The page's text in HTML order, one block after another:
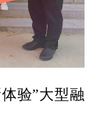
验”大型融